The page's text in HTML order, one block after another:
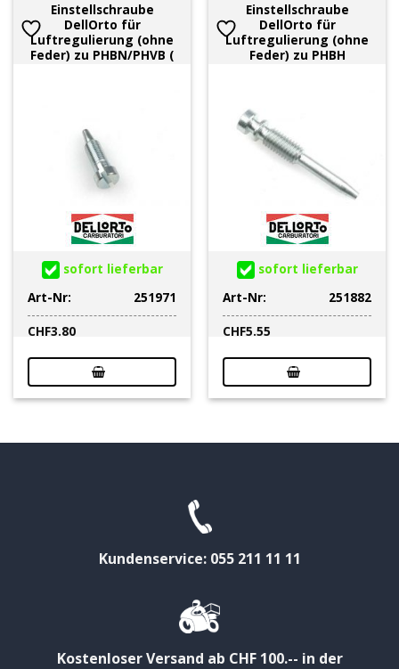
Einstellschraube
DellOrto für
Luftregulierung (ohne
Feder) zu PHBN/PHVB (
sofort lieferbar
Art-Nr:
251971
CHF3.80
Einstellschraube
DellOrto für
Luftregulierung (ohne
Feder) zu PHBH
sofort lieferbar
Art-Nr:
251882
CHF5.55
Kundenservice: 055 211 11 11
Kostenloser Versand ab CHF 100.-- in der